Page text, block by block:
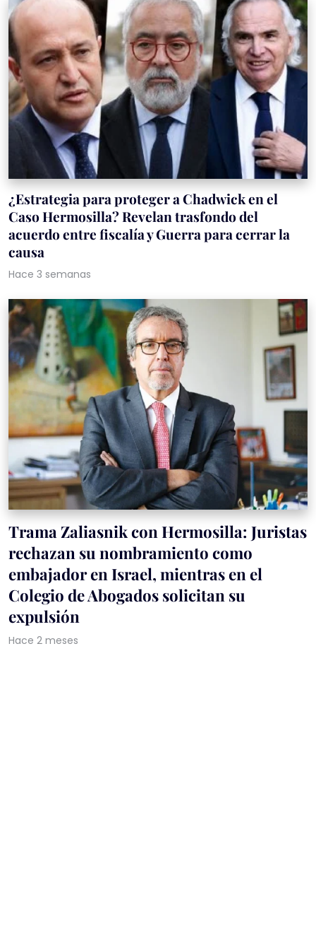
¿Estrategia para proteger a Chadwick en el
Caso Hermosilla? Revelan trasfondo del
acuerdo entre fiscalía y Guerra para cerrar la
causa
Hace 3 semanas
Trama Zaliasnik con Hermosilla: Juristas
rechazan su nombramiento como
embajador en Israel, mientras en el
Colegio de Abogados solicitan su
expulsión
Hace 2 meses